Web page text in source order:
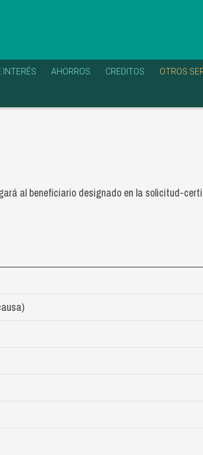
INTERÉS AHORROS CREDITOS OTROS
al beneficiario designado en la solicitud-